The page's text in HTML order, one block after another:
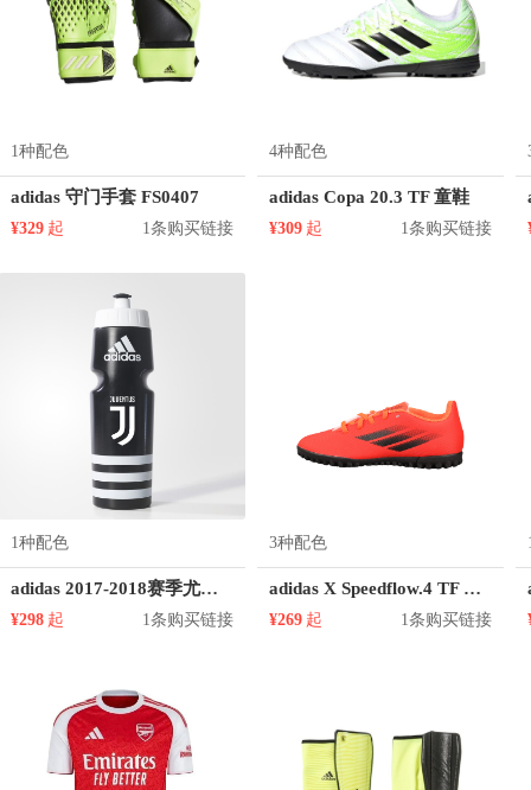
1种配色
adidas 守门手套 FS0407
¥329 起 1条购买链接
4种配色
adidas Copa 20.3 TF 童鞋
¥309 起 1条购买链接
1种配色
adidas 2017-2018赛季尤文图斯运动水壶
¥298 起 1条购买链接
3种配色
adidas X Speedflow.4 TF 童鞋
¥269 起 1条购买链接